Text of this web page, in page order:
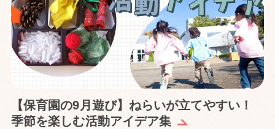
【保育園の9月遊び】ねらいが立てやすい！
季節を楽しむ活動アイデア集